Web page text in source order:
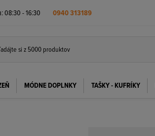
08:30 - 16:30 0940 313189
MÓDNE DOPLNKY TAŠKY - KUFRÍKY